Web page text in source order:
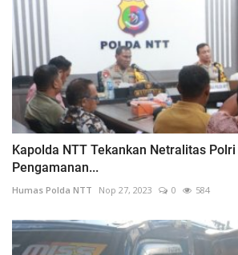
Kapolda NTT Tekankan Netralitas
Pengamanan...
Humas Polda NTT Nop 27, 2023 0 584